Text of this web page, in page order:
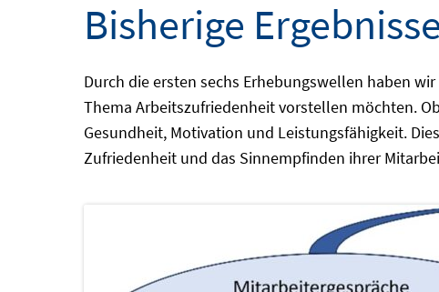
Bisherige
Durch die ersten sechs Erhebungswellen haben
Thema Arbeitszufriedenheit vorstellen möchten.
Gesundheit, Motivation und Leistungsfähigkeit.
Zufriedenheit und das Sinnempfinden ihrer